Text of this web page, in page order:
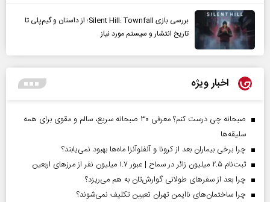
بررسی بازی Silent Hill: Townfall؛ از داستان و گیم‌پلی تا
تاریخ انتشار و سیستم مورد نیاز
اخبار ویژه
صبحانه چی درست کنم؟ معرفی ۳۰ صبحانه سریع، سالم و مقوی برای همه
سلیقه‌ها
چرا برخی بیماران بعد از کرونا و آنفلوآنزا ماه‌ها بهبود نمی‌یابند؟
ثبت‌نام ۲.۵ میلیون زائر در سماح | عبور ۱.۷ میلیون نفر از مرز‌های اربعین
چرا بعد از سفرهای طولانی گوارش‌تان به هم می‌ریزد؟
چرا ساختمان‌های ناایمن تهران تعیین تکلیف نمی‌شوند؟